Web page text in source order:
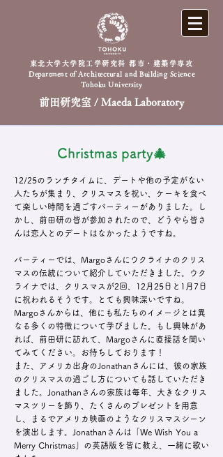
前田研究室 / Maeda Laboratory
東北大学大学院工学研究科 都市・建築学専攻
Department of Architectural and Building Science
Tohoku University
Christmas party🎄
12/25のランチタイムに、デートや他の予定がない
人たちが集まり、クリスマスを祝い、ケーキを食べ
て楽しい時間を過ごすパーティーがありました。し
かし、前田研の皆が参加されたので、どうやら皆さ
んは恋人とのデートはなかったようですね。
パーティーでは、Margoさんにウクライナのクリス
マスの伝統について紹介していただきました。ウク
ライナでは、クリスマスが2回、12月25日と1月7日
に祝われるそうです。とても興味深いですね。
Margoさんからは、他にも私たちのイメージとは異
なる多くの特徴について学びました。もし興味があ
れば、前田研に訪れて、Margoさんに直接話を聞い
てみてください。お待ちしております！
また、アメリカ出身のJonathanさんには、彼の家族
のクリスマスの過ごし方についても話していただき
ました。Jonathanさんの家族は毎年、大きなクリス
マスツリーを飾り、たくさんのプレゼントを用意
し、まるでアメリカ映画のようなクリスマスシーン
を演出します。Jonathanさんは「We Wish You a
Merry Christmas」の英語版を皆に教え、一緒に歌い